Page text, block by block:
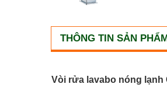
THÔNG TIN SẢN
Vòi rửa lavabo nóng lạnh